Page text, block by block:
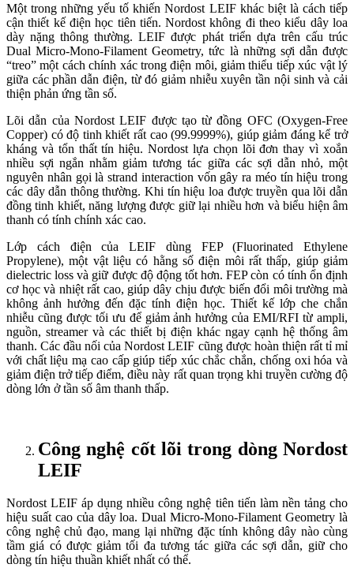
Một trong những yếu tố khiến Nordost LEIF khác biệt là cách tiếp
cận thiết kế điện học tiên tiến. Nordost không đi theo kiểu dây loa
dày nặng thông thường. LEIF được phát triển dựa trên cấu trúc
Dual Micro-Mono-Filament Geometry, tức là những sợi dẫn được
“treo” một cách chính xác trong điện môi, giảm thiểu tiếp xúc vật lý
giữa các phần dẫn điện, từ đó giảm nhiễu xuyên tần nội sinh và cải
thiện phản ứng tần số.
Lõi dẫn của Nordost LEIF được tạo từ đồng OFC (Oxygen-Free
Copper) có độ tinh khiết rất cao (99.9999%), giúp giảm đáng kể trở
kháng và tổn thất tín hiệu. Nordost lựa chọn lõi đơn thay vì xoắn
nhiều sợi ngắn nhằm giảm tương tác giữa các sợi dẫn nhỏ, một
nguyên nhân gọi là strand interaction vốn gây ra méo tín hiệu trong
các dây dẫn thông thường. Khi tín hiệu loa được truyền qua lõi dẫn
đồng tinh khiết, năng lượng được giữ lại nhiều hơn và biểu hiện âm
thanh có tính chính xác cao.
Lớp cách điện của LEIF dùng FEP (Fluorinated Ethylene
Propylene), một vật liệu có hằng số điện môi rất thấp, giúp giảm
dielectric loss và giữ được độ động tốt hơn. FEP còn có tính ổn định
cơ học và nhiệt rất cao, giúp dây chịu được biến đổi môi trường mà
không ảnh hưởng đến đặc tính điện học. Thiết kế lớp che chắn
nhiễu cũng được tối ưu để giảm ảnh hưởng của EMI/RFI từ ampli,
nguồn, streamer và các thiết bị điện khác ngay cạnh hệ thống âm
thanh. Các đầu nối của Nordost LEIF cũng được hoàn thiện rất tỉ mỉ
với chất liệu mạ cao cấp giúp tiếp xúc chắc chắn, chống oxi hóa và
giảm điện trở tiếp điểm, điều này rất quan trọng khi truyền cường độ
dòng lớn ở tần số âm thanh thấp.
Công nghệ cốt lõi trong dòng Nordost
LEIF
Nordost LEIF áp dụng nhiều công nghệ tiên tiến làm nền tảng cho
hiệu suất cao của dây loa. Dual Micro-Mono-Filament Geometry là
công nghệ chủ đạo, mang lại những đặc tính không dây nào cùng
tầm giá có được giảm tối đa tương tác giữa các sợi dẫn, giữ cho
dòng tín hiệu thuần khiết nhất có thể.